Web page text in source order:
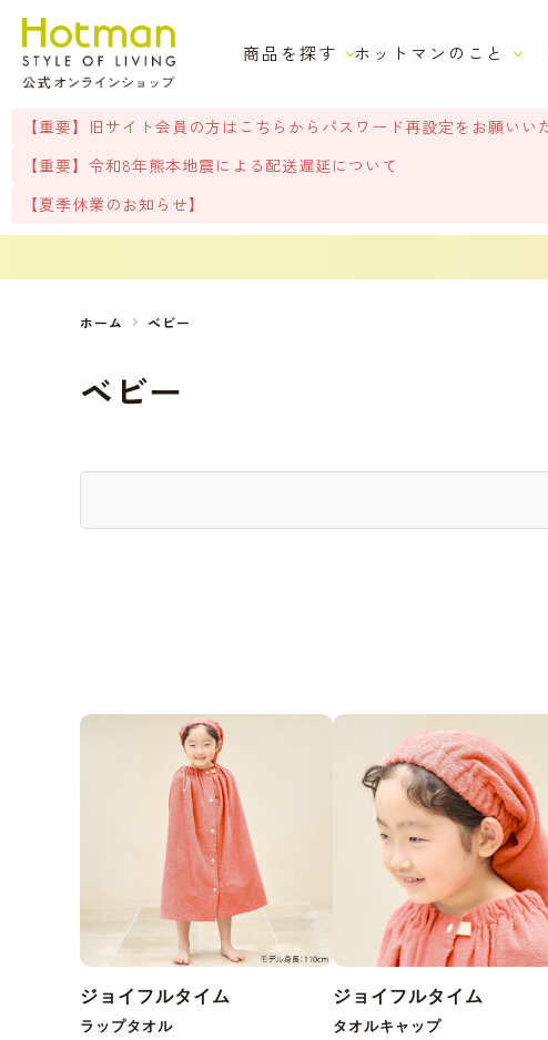
商品を探す ホットマンのこと
【重要】旧サイト会員の方はこちらからパスワード再設定をお願いい
【重要】令和8年熊本地震による配送遅延について
【夏季休業のお知らせ】
ホーム ベビー
ベビー
ジョイフルタイム
ラップタオル
ジョイフルタイム
タオルキャップ